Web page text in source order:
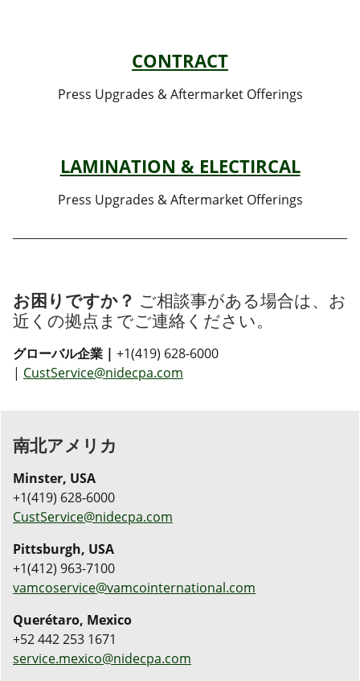
CONTRACT
Press Upgrades & Aftermarket Offerings
LAMINATION & ELECTIRCAL
Press Upgrades & Aftermarket Offerings
お困りですか？ ご相談事がある場合は、お
近くの拠点までご連絡ください。
グローバル企業 | +1(419) 628-6000
| CustService@nidecpa.com
南北アメリカ
Minster, USA
+1(419) 628-6000
CustService@nidecpa.com
Pittsburgh, USA
+1(412) 963-7100
vamcoservice@vamcointernational.com
Querétaro, Mexico
+52 442 253 1671
service.mexico@nidecpa.com